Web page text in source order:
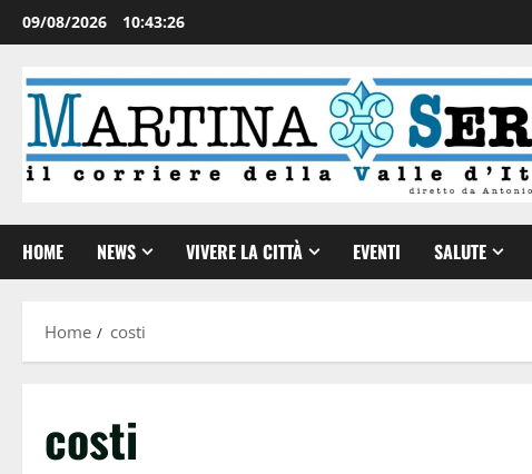
09/08/2026 10:43:26
HOME NEWS VIVERE LA CITTÀ EVENTI SALUTE
Home costi
costi